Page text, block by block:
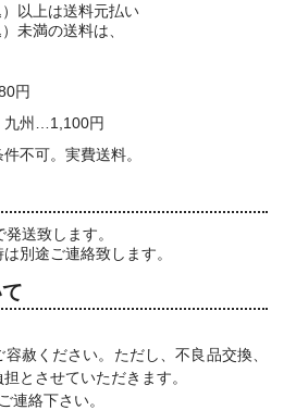
以上は送料元払い
未満の送料は、
円
九州…1,100円
不可。実費送料。
送致します。
別途ご連絡致します。
赦ください。ただし、不良品交換、
とさせていただきます。
連絡下さい。